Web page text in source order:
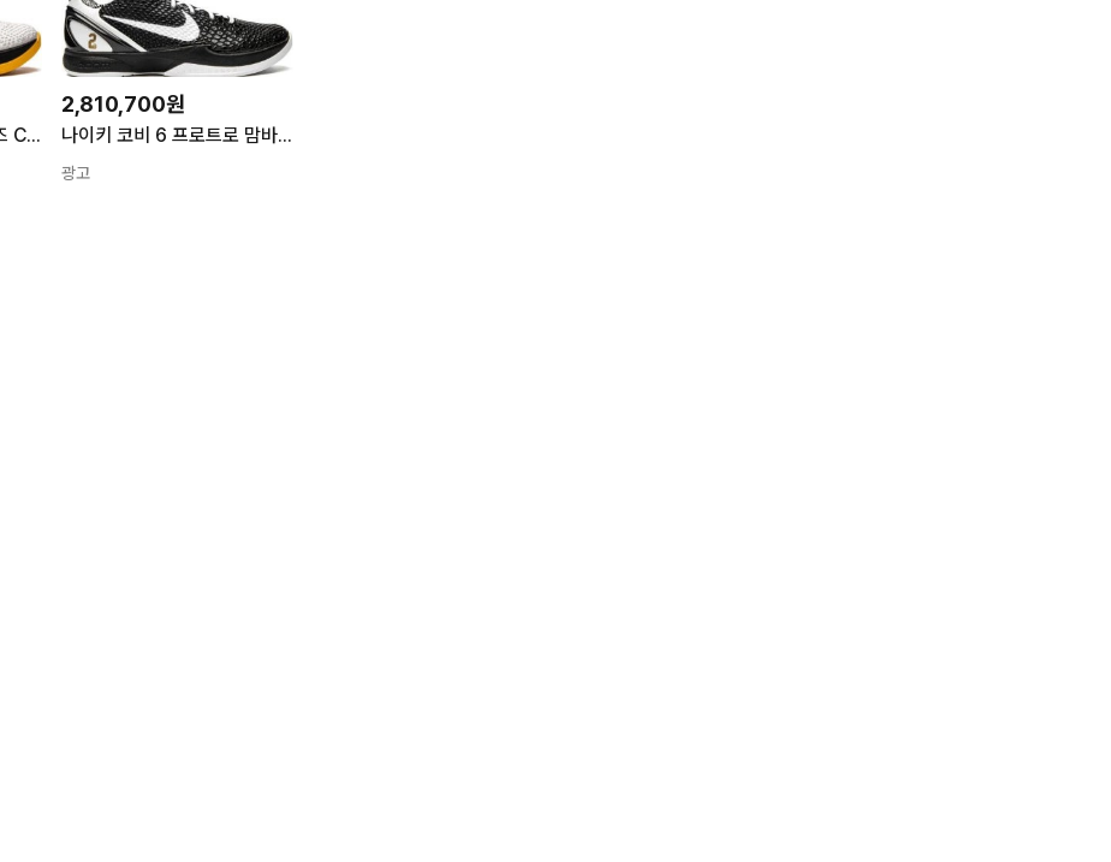
나이키 줌 코비 6 스니커즈 CW2190 26 FW TP425102000 74608926
2,810,700원
나이키 코비 6 프로트로 맘바시타 스위트 16 CW2190 002 26 FW 줌 스니커즈 TP424899704 74707075
광고